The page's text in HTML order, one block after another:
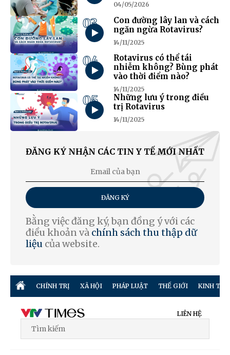
04/05/2026
03
Con đường lây lan và cách
ngăn ngừa Rotavirus?
14/11/2025
04
Rotavirus có thể tái
nhiễm không? Bùng phát
vào thời điểm nào?
14/11/2025
05
Những lưu ý trong điều
trị Rotavirus
14/11/2025
ĐĂNG KÝ NHẬN CÁC TIN Y TẾ MỚI NHẤT
ĐĂNG KÝ
Bằng việc đăng ký, bạn đồng ý với các
điều khoản và chính sách thu thập dữ
liệu của website.
CHÍNH TRỊ XÃ HỘI PHÁP LUẬT THẾ GIỚI KINH TẾ
LIÊN HỆ